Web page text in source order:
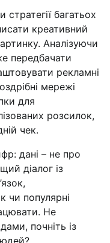
багатьох
креативний
Аналізуючи
передбачати
рекламні
мережі
для
розсилок,
чек.
дані – не про
діалог із
чи популярні
Не
почніть із